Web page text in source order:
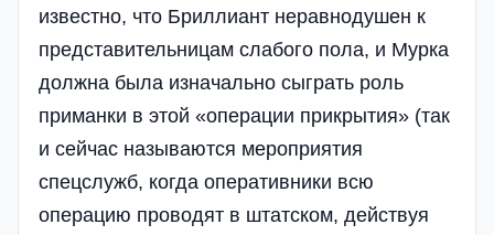
известно, что Бриллиант неравнодушен к
представительницам слабого пола, и Мурка
должна была изначально сыграть роль
приманки в этой «операции прикрытия» (так
и сейчас называются мероприятия
спецслужб, когда оперативники всю
операцию проводят в штатском, действуя